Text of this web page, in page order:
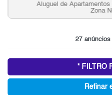
Aluguel de
Zona
27
* FILTRO
Refinar